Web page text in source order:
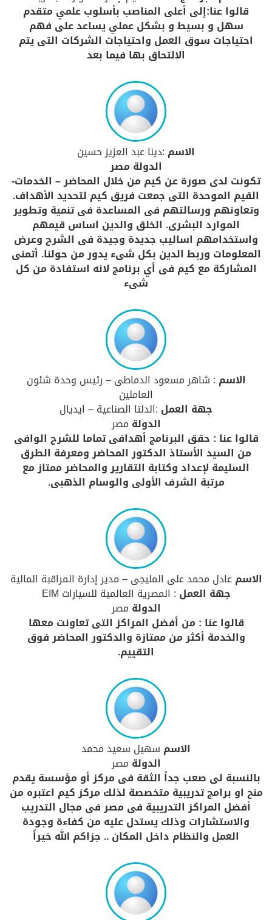
قالوا عنا:إلى أعلى المناصب بأسلوب علمي متقدم
سهل و بسيط و بشكل عملي يساعد على فهم
احتياجات سوق العمل واحتياجات الشركات التى يتم
الالتحاق بها فيما بعد
الاسم :دينا عبد العزيز حسين
الدولة مصر
تكونت لدى صورة عن كيم من خلال المحاضر – الخدمات-
القيم الموحدة التى جمعت فريق كيم لتحديد الأهداف.
وتعاونهم ورسالتهم فى المساعدة فى تنمية وتطوير
الموارد البشرى. الخلق والدين اساس قيمهم
واستخدامهم اساليب جديدة وجيدة فى الشرح وعرض
المعلومات وربط الدين بكل شىء يدور من حولنا. أتمنى
المشاركة مع كيم فى أي برنامج لانه استفادة من كل
شىء
الاسم : شاهر مسعود الدماطى – رئيس وحدة شئون
العاملين
جهة العمل :الدلتا الصناعية – ايديال
الدولة مصر
قالوا عنا : حقق البرنامج أهدافى تماما للشرح الوافى
من السيد الأستاذ الدكتور المحاضر ومعرفة الطرق
السليمة لإعداد وكتابة التقارير والمحاضر ممتاز مع
مرتبة الشرف الأولى والوسام الذهبى.
الاسمعادل محمد على المليجى – مدير إدارة المراقبة المالية
جهة العمل : المصرية العالمية للسيارات EIM
الدولة مصر
قالوا عنا : من أفضل المراكز التى تعاونت معها
والخدمة أكثر من ممتازة والدكتور المحاضر فوق
التقييم.
الاسم سهيل سعيد محمد
الدولة مصر
بالنسبة لى صعب جداً الثقة فى مركز أو مؤسسة يقدم
منح او برامج تدريبية متخصصة لذلك مركز كيم اعتبره من
أفضل المراكز التدريبية فى مصر فى مجال التدريب
والاستشارات وذلك يستدل عليه من كفاءة وجودة
العمل والنظام داخل المكان .. جزاكم الله خيراً